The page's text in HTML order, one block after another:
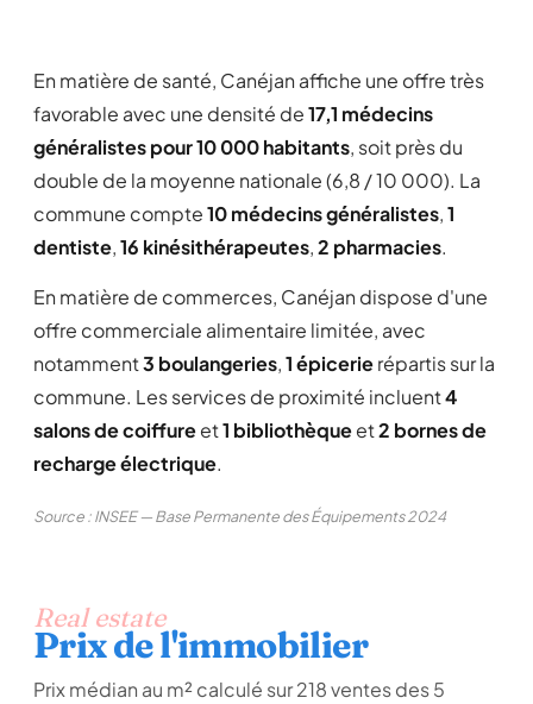
En matière de santé, Canéjan affiche une offre très
favorable avec une densité de17,1 médecins
généralistes pour 10 000 habitants, soit près du
double de la moyenne nationale (6,8 / 10 000). La
commune compte10 médecins généralistes,1
dentiste,16 kinésithérapeutes,2 pharmacies.
En matière de commerces, Canéjan dispose d'une
offre commerciale alimentaire limitée, avec
notamment3 boulangeries,1 épicerierépartis sur la
commune. Les services de proximité incluent4
salons de coiffureet1 bibliothèqueet2 bornes de
recharge électrique.
Source : INSEE — Base Permanente des Équipements 2024
Real estate
Prix de l'immobilier
Prix médian au m² calculé sur 218 ventes des 5